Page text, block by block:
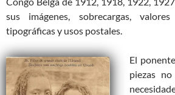
sus imágenes, sobrecargas,
tipográficas y usos postales.
El
piezas